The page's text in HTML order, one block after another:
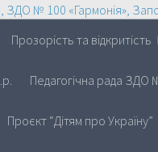
Прозорість та відкритість
Педагогічна рада ЗДО
Проєкт “Дітям про Україну”